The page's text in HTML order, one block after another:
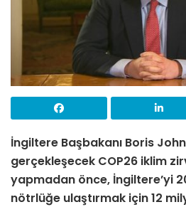
İngiltere Başbakanı Boris
gerçekleşecek COP26 iklim
yapmadan önce, İngiltere’yi
nötrlüğe ulaştırmak için 12